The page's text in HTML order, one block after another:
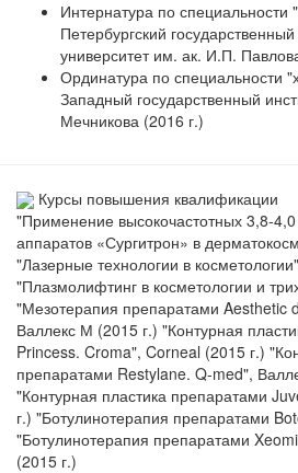
Интернатура по специальности
Петербургский
университет им. ак. И.П.
Ординатура по специальности
Западный государственный
Мечникова (2016 г.)
Курсы повышения квалификации
"Применение высокочастотных 3,8-
аппаратов «Сургитрон» в
"Лазерные технологии в
"Плазмолифтинг в косметологии и
"Мезотерапия препаратами Aesthetic
Валлекс М (2015 г.) "Контурная
Princess. Croma", Corneal (2015 г.)
препаратами Restylane. Q-med",
"Контурная пластика препаратами
г.) "Ботулинотерапия препаратами
"Ботулинотерапия препаратами
(2015 г.)